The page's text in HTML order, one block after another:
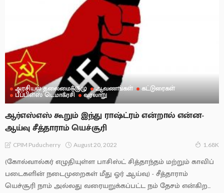
அரசியல் தலைமைக்குழு ஆவணங்கள் கட்டுரைகள்
பீப்பிள்ஸ் டெமாக்ரசி வரலாறு
ஆர்எஸ்எஸ் கூறும் இந்து ராஷ்ட்ரம் என்றால் என்ன-
ஆய்வு சீத்தாராம் யெச்சூரி
CPIM Puducherry August 20, 2022 1.68K
(கோல்வால்கர் எழுதியுள்ள பாசிஸ்ட் சித்தாந்தம் மற்றும் காவிப்
படைகளின் நடைமுறைகள் மீது ஓர் ஆய்வு) - சீத்தாராம்
யெச்சூரி நாம் அல்லது வரையறுக்கப்பட்ட நம் தேசம் என்கிற...